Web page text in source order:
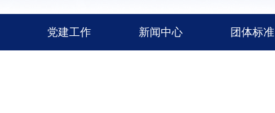
党建工作 新闻中心 团体标准